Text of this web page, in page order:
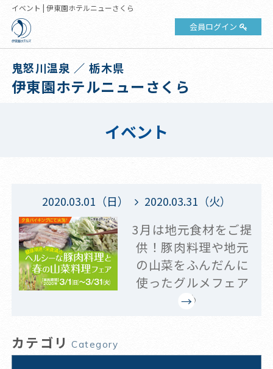
イベント | 伊東園ホテルニューさくら
会員ログイン
鬼怒川温泉 ／ 栃木県
伊東園ホテルニューさくら
イベント
2020.03.01（日） 2020.03.31（火）
3月は地元食材をご提
供！豚肉料理や地元
の山菜をふんだんに
使ったグルメフェア
♪
カテゴリ Category